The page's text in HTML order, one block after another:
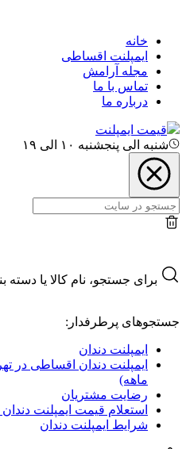
خانه
ایمپلنت اقساطی
مجله آرامش
تماس با ما
درباره ما
قیمت ایمپلنت
شنبه الی پنجشنبه ۱۰ الی ۱۹
برای جستجو، نام کالا یا دسته
جستجوهای پرطرفدار:
ایمپلنت دندان
ماهه)
رضایت مشتریان
استعلام قیمت ایمپلنت دندان
شرایط ایمپلنت دندان